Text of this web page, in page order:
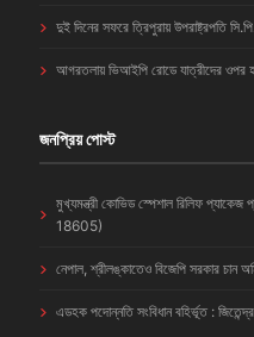
দুই দিনের সফরে ত্রিপুরায় উপরাষ্ট্রপতি
আগরতলায় ভিআইপি রোডে যাত্রীদের ওপর
জনপ্রিয় পোস্ট
মুখ্যমন্ত্রী কোভিড স্পেশাল রিলিফ প্যাকেজ
18605)
নেপাল, শ্রীলঙ্কাতেও বিজেপি সরকার চান
এডহক পদোন্নতি সংবিধান বহির্ভূত :